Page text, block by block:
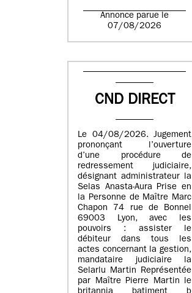
Annonce parue le
07/08/2026
CND DIRECT
Le 04/08/2026. Jugement
prononçant l’ouverture
d’une procédure de
redressement judiciaire,
désignant administrateur la
Selas Anasta-Aura Prise en
la Personne de Maître Marc
Chapon 74 rue de Bonnel
69003 Lyon, avec les
pouvoirs : assister le
débiteur dans tous les
actes concernant la gestion,
mandataire judiciaire la
Selarlu Martin Représentée
par Maître Pierre Martin le